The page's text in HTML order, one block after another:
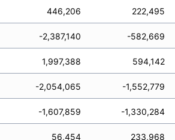
446,206 222,495
-2,387,140 -582,669
1,997,388 594,142
-2,054,065 -1,552,779
-1,607,859 -1,330,284
56,454 233,968